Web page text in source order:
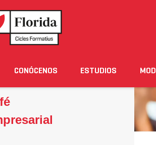
Noticias Eventos Blog Solicita
CONÓCENOS ESTUDIOS